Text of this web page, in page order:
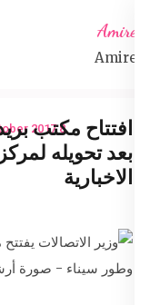
content
Enter)
Amireta
Amireta
8 October 2017
افتتاح مكتب
بعد تحويله
الاخبارية